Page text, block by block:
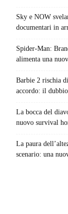
Sky e NOW
documentari in
Spider-Man:
alimenta una
Barbie 2 rischia
accordo: il
La bocca del
nuovo survival
La paura
scenario: una